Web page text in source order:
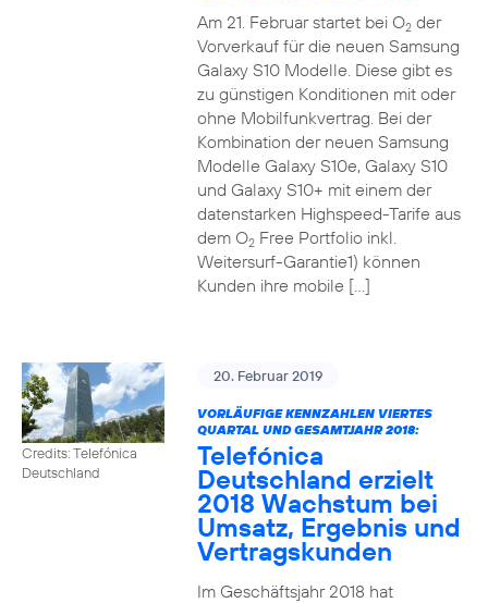
Am 21. Februar startet bei O2der
Vorverkauf für die neuen Samsung
Galaxy S10 Modelle. Diese gibt es
zu günstigen Konditionen mit oder
ohne Mobilfunkvertrag. Bei der
Kombination der neuen Samsung
Modelle Galaxy S10e, Galaxy S10
und Galaxy S10+ mit einem der
datenstarken Highspeed-Tarife aus
dem O2Free Portfolio inkl.
Weitersurf-Garantie1) können
Kunden ihre mobile […]
Credits: Telefónica
Deutschland
20. Februar 2019
VORLÄUFIGE KENNZAHLEN VIERTES
QUARTAL UND GESAMTJAHR 2018:
Telefónica
Deutschland erzielt
2018 Wachstum bei
Umsatz, Ergebnis und
Vertragskunden
Im Geschäftsjahr 2018 hat